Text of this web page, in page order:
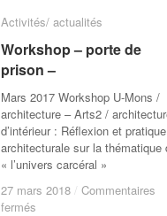
Activités/ actualités
Workshop – porte de
prison –
Mars 2017 Workshop U-Mons /
architecture – Arts2 /
d’intérieur : Réflexion et pratique
architecturale sur la thématique
« l’univers carcéral »
27 mars 2018 / Commentaires
fermés
Activités/ actualités
Workshop – porte de
prison –
27 mars 2018 / Commentaires
fermés